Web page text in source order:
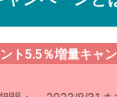
ト5.5％増量キャ